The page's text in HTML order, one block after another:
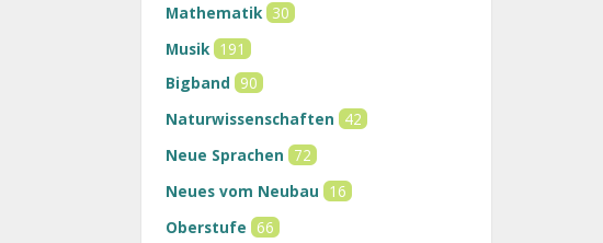
Mathematik 30
Musik 191
Bigband 90
Naturwissenschaften 42
Neue Sprachen 72
Neues vom Neubau 16
Oberstufe 66